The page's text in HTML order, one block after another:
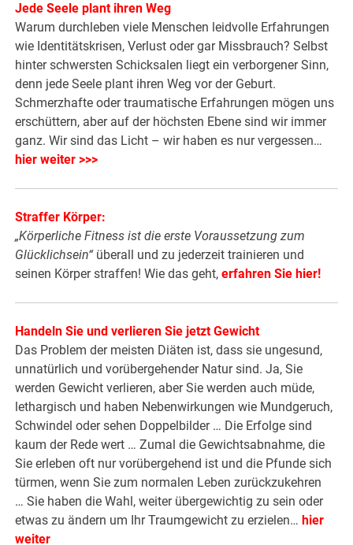
Jede Seele plant ihren Weg
Warum durchleben viele Menschen leidvolle Erfahrungen
wie Identitätskrisen, Verlust oder gar Missbrauch? Selbst
hinter schwersten Schicksalen liegt ein verborgener Sinn,
denn jede Seele plant ihren Weg vor der Geburt.
Schmerzhafte oder traumatische Erfahrungen mögen uns
erschüttern, aber auf der höchsten Ebene sind wir immer
ganz. Wir sind das Licht – wir haben es nur vergessen…
hier weiter >>>
Straffer Körper:
„Körperliche Fitness ist die erste Voraussetzung zum
Glücklichsein“überall und zu jederzeit trainieren und
seinen Körper straffen! Wie das geht,erfahren Sie hier!
Handeln Sie und verlieren Sie jetzt Gewicht
Das Problem der meisten Diäten ist, dass sie ungesund,
unnatürlich und vorübergehender Natur sind. Ja, Sie
werden Gewicht verlieren, aber Sie werden auch müde,
lethargisch und haben Nebenwirkungen wie Mundgeruch,
Schwindel oder sehen Doppelbilder … Die Erfolge sind
kaum der Rede wert … Zumal die Gewichtsabnahme, die
Sie erleben oft nur vorübergehend ist und die Pfunde sich
türmen, wenn Sie zum normalen Leben zurückzukehren
… Sie haben die Wahl, weiter übergewichtig zu sein oder
etwas zu ändern um Ihr Traumgewicht zu erzielen…hier
weiter